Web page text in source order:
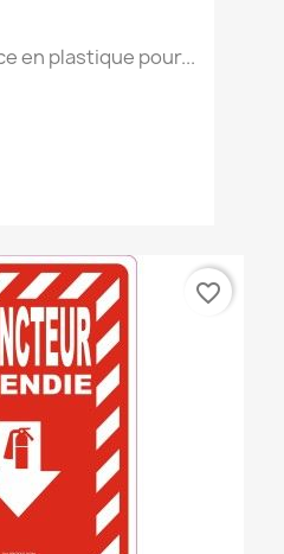
en plastique pour...
favorite_border